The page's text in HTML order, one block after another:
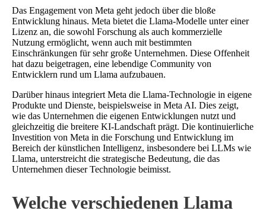
Das Engagement von Meta geht jedoch über die bloße
Entwicklung hinaus. Meta bietet die Llama-Modelle unter einer
Lizenz an, die sowohl Forschung als auch kommerzielle
Nutzung ermöglicht, wenn auch mit bestimmten
Einschränkungen für sehr große Unternehmen. Diese Offenheit
hat dazu beigetragen, eine lebendige Community von
Entwicklern rund um Llama aufzubauen.
Darüber hinaus integriert Meta die Llama-Technologie in eigene
Produkte und Dienste, beispielsweise in Meta AI. Dies zeigt,
wie das Unternehmen die eigenen Entwicklungen nutzt und
gleichzeitig die breitere KI-Landschaft prägt. Die kontinuierliche
Investition von Meta in die Forschung und Entwicklung im
Bereich der künstlichen Intelligenz, insbesondere bei LLMs wie
Llama, unterstreicht die strategische Bedeutung, die das
Unternehmen dieser Technologie beimisst.
Welche verschiedenen Llama